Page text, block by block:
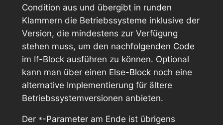
Condition aus und übergibt in runden
Klammern die Betriebssysteme inklusive der
Version, die mindestens zur Verfügung
stehen muss, um den nachfolgenden Code
im If-Block ausführen zu können. Optional
kann man über einen Else-Block noch eine
alternative Implementierung für ältere
Betriebssystemversionen anbieten.
Der *-Parameter am Ende ist übrigens